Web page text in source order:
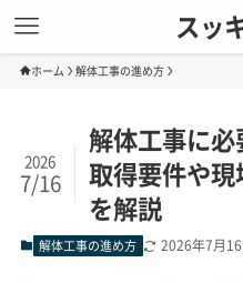
スッ
ホーム 解体工事の進め方
解体工事に必
取得要件や
を解説
2026
7/16
解体工事の進め方 2026年7月16